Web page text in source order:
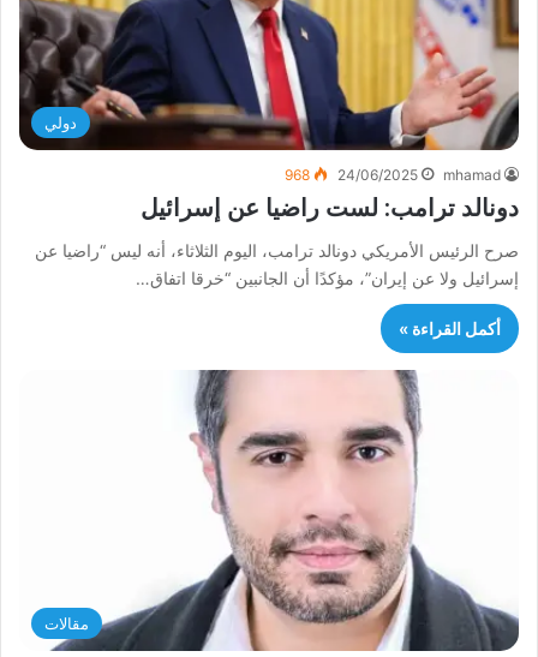
دولي
mhamad
24/06/2025
968
دونالد ترامب: لست راضيا عن إسرائيل
صرح الرئيس الأمريكي دونالد ترامب، اليوم الثلاثاء، أنه ليس “راضيا عن
إسرائيل ولا عن إيران”، مؤكدًا أن الجانبين “خرقا اتفاق…
أكمل القراءة »
مقالات